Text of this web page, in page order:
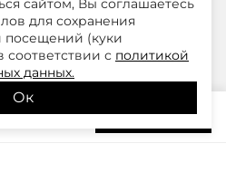
В корзину
для стильных и уверенных
сайтом, Вы соглашаетесь
для сохранения
посещений (куки
с политикой
данных.
Ок